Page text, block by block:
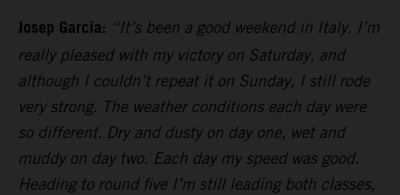
Josep Garcia: “It’s been a good weekend in Italy. I’m
really pleased with my victory on Saturday, and
although I couldn’t repeat it on Sunday, I still rode
very strong. The weather conditions each day were
so different. Dry and dusty on day one, wet and
muddy on day two. Each day my speed was good.
Heading to round five I’m still leading both classes,